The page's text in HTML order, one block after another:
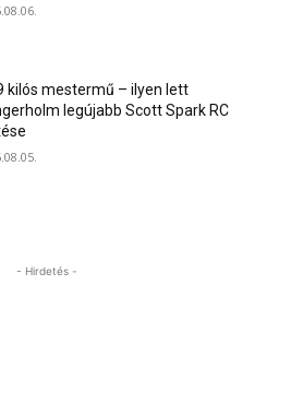
kilós mestermű – ilyen lett
legújabb Scott Spark RC
- Hirdetés -